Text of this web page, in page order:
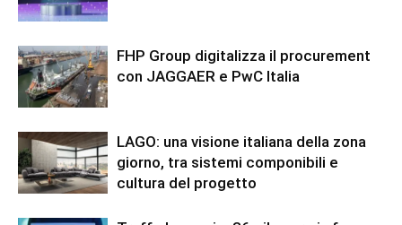
FHP Group digitalizza il procurement
con JAGGAER e PwC Italia
LAGO: una visione italiana della zona
giorno, tra sistemi componibili e
cultura del progetto